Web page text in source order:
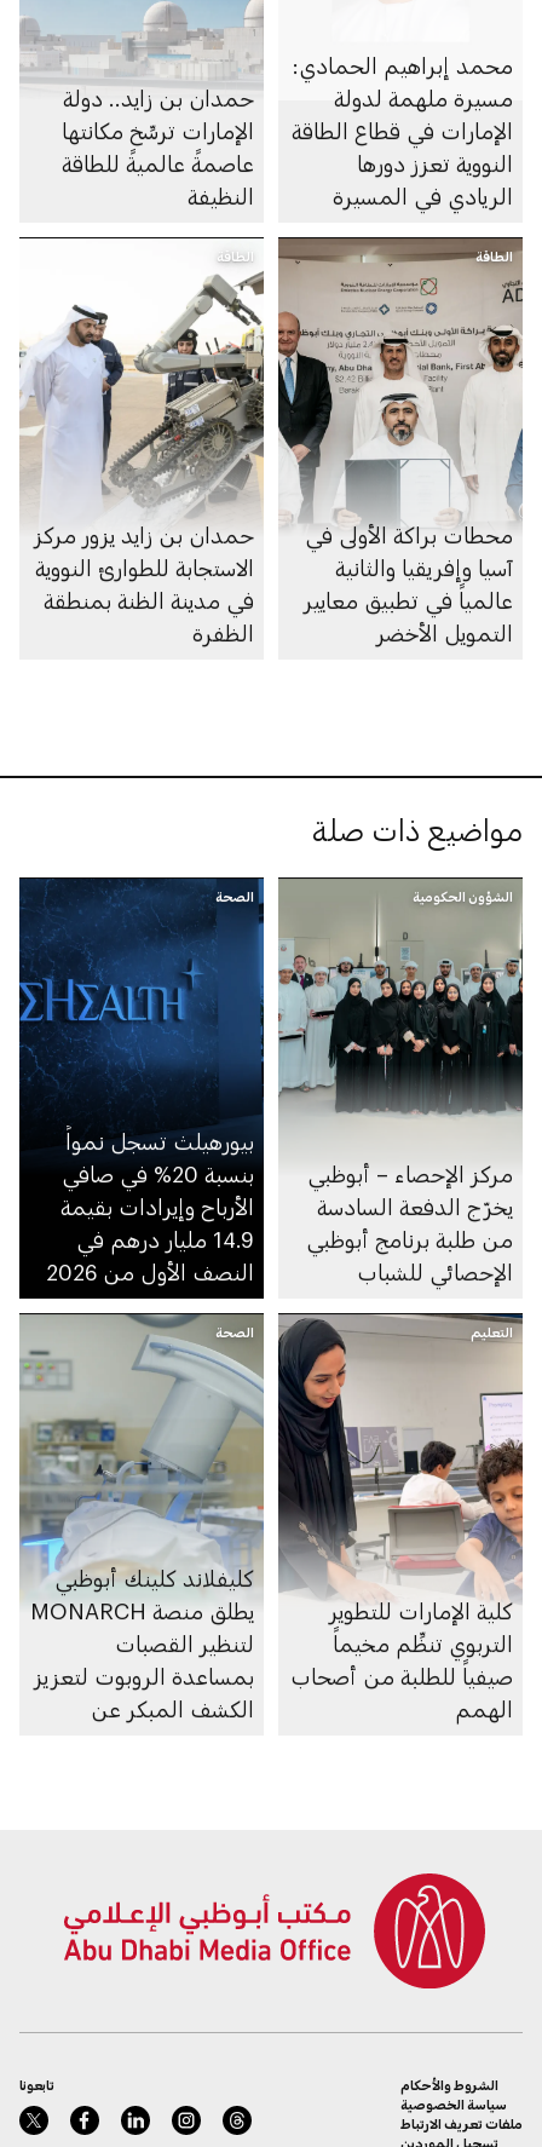
محمد إبراهيم الحمادي:
مسيرة ملهمة لدولة
الإمارات في قطاع الطاقة
النووية تعزز دورها
الريادي في المسيرة
المناخي
حمدان بن زايد.. دولة
الإمارات ترسِّخ مكانتها
عاصمةً عالميةً للطاقة
النظيفة
الطاقة
محطات براكة الأولى في
آسيا وإفريقيا والثانية
عالمياً في تطبيق معايير
التمويل الأخضر
الطاقة
حمدان بن زايد يزور مركز
الاستجابة للطوارئ النووية
في مدينة الظنة بمنطقة
الظفرة
مواضيع ذات صلة
الشؤون الحكومية
مركز الإحصاء – أبوظبي
يخرّج الدفعة السادسة
من طلبة برنامج أبوظبي
الإحصائي للشباب
الصحة
بيورهيلث تسجل نمواً
بنسبة 20% في صافي
الأرباح وإيرادات بقيمة
14.9 مليار درهم في
النصف الأول من 2026
التعليم
كلية الإمارات للتطوير
التربوي تنظِّم مخيماً
صيفياً للطلبة من أصحاب
الهمم
الصحة
كليفلاند كلينك أبوظبي
يطلق منصة MONARCH
لتنظير القصبات
بمساعدة الروبوت لتعزيز
الكشف المبكر عن
تابعونا
الشروط والأحكام
سياسة الخصوصية
ملفات تعريف الارتباط
تسجيل الموردين